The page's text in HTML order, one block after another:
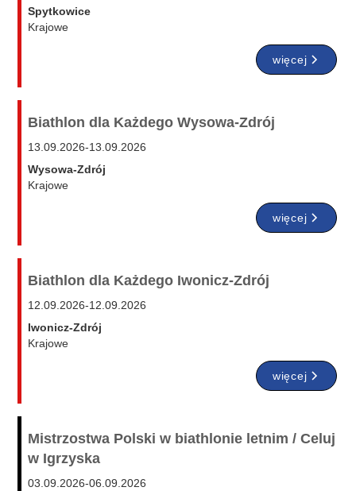
Spytkowice
Krajowe
więcej
Biathlon dla Każdego Wysowa-Zdrój
13.09.2026-13.09.2026
Wysowa-Zdrój
Krajowe
więcej
Biathlon dla Każdego Iwonicz-Zdrój
12.09.2026-12.09.2026
Iwonicz-Zdrój
Krajowe
więcej
Mistrzostwa Polski w biathlonie letnim / Celuj
w Igrzyska
03.09.2026-06.09.2026